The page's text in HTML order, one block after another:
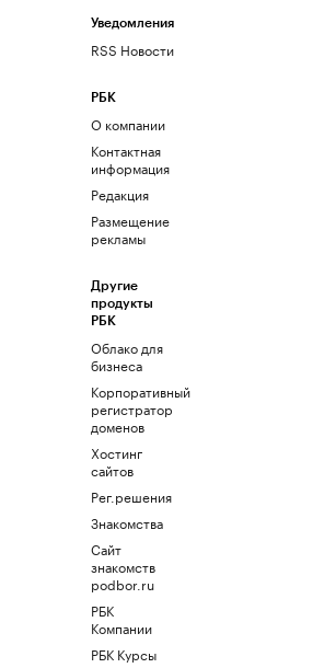
Уведомления
RSS Новости
РБК
О компании
Контактная
информация
Редакция
Размещение
рекламы
Другие
продукты
РБК
Облако для
бизнеса
Корпоративный
регистратор
доменов
Хостинг
сайтов
Рег.решения
Знакомства
Сайт
знакомств
podbor.ru
РБК
Компании
РБК Курсы